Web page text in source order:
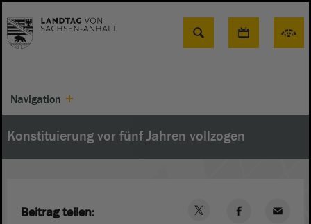
Suche
Navigation
Konstituierung vor fünf Jahren vollzogen
Beitrag teilen: